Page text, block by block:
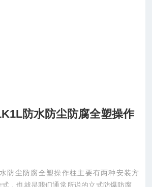
防水防尘防腐全塑操作
防尘防腐全塑操作柱主要有两种安装方
，也就是我们通常所说的立式防爆防腐操